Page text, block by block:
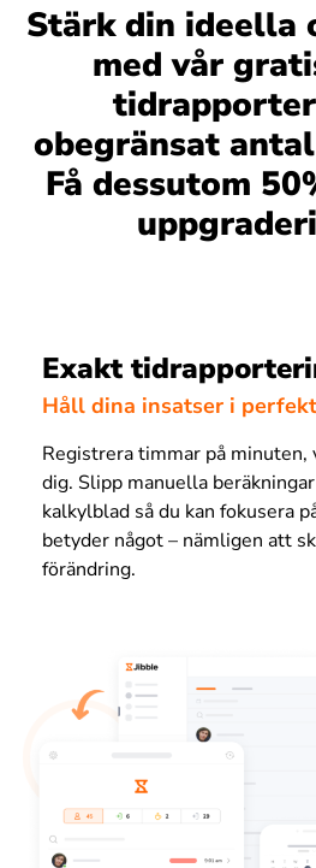
Stärk din ideella
med vår
obegränsat
Få dessutom
Exakt
Håll dina insatser i
Registrera timmar på minuten,
dig. Slipp manuella
kalkylblad så du kan fokusera
betyder något – nämligen att
förändring.